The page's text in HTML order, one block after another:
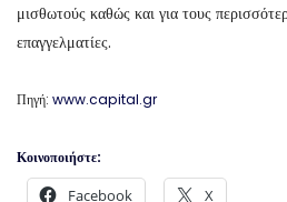
μισθωτούς καθώς και για τους
επαγγελματίες.
Πηγή: www.capital.gr
Κοινοποιήστε:
Facebook X